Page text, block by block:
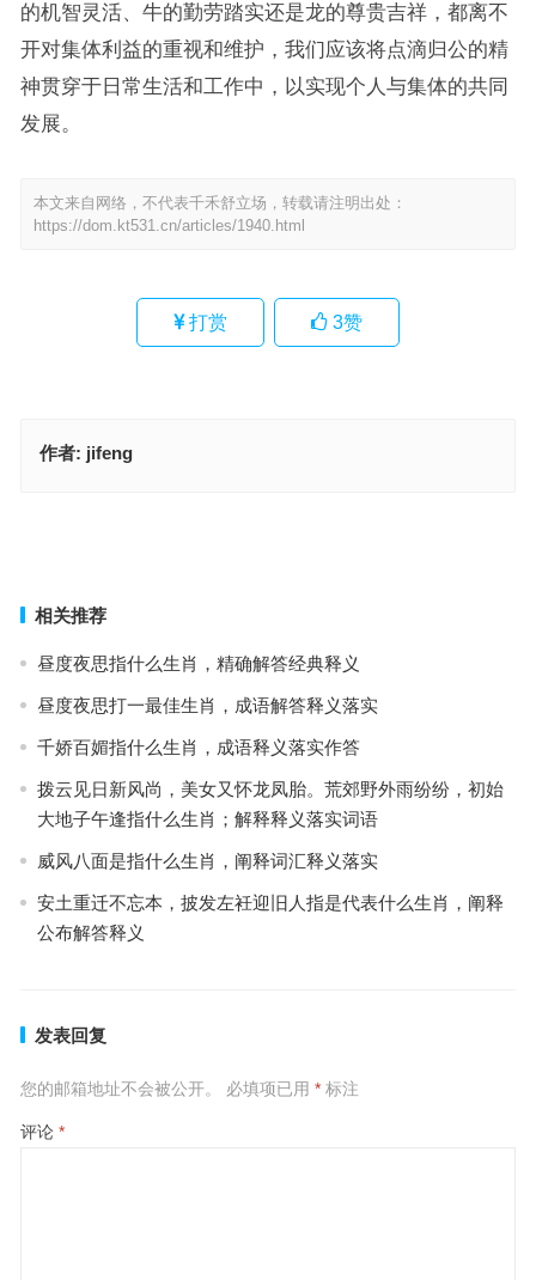
的机智灵活、牛的勤劳踏实还是龙的尊贵吉祥，都离不
开对集体利益的重视和维护，我们应该将点滴归公的精
神贯穿于日常生活和工作中，以实现个人与集体的共同
发展。
本文来自网络，不代表千禾舒立场，转载请注明出处：
https://dom.kt531.cn/articles/1940.html
打赏 3赞
作者: jifeng
相关推荐
昼度夜思指什么生肖，精确解答经典释义
昼度夜思打一最佳生肖，成语解答释义落实
千娇百媚指什么生肖，成语释义落实作答
拨云见日新风尚，美女又怀龙凤胎。荒郊野外雨纷纷，初始
大地子午逢指什么生肖；解释释义落实词语
威风八面是指什么生肖，阐释词汇释义落实
安土重迁不忘本，披发左衽迎旧人指是代表什么生肖，阐释
公布解答释义
发表回复
您的邮箱地址不会被公开。 必填项已用 *标注
评论 *